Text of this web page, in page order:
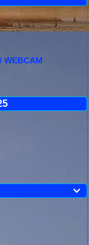
WEBCAM
